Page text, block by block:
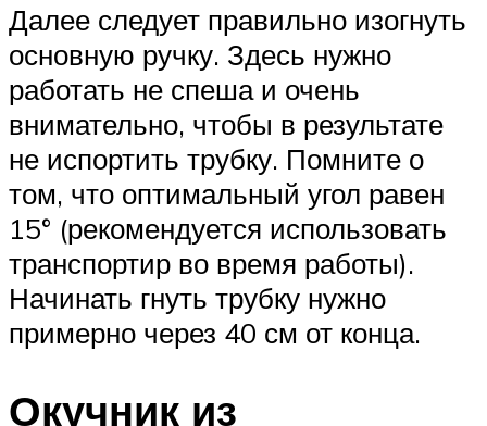
Далее следует правильно изогнуть
основную ручку. Здесь нужно
работать не спеша и очень
внимательно, чтобы в результате
не испортить трубку. Помните о
том, что оптимальный угол равен
15° (рекомендуется использовать
транспортир во время работы).
Начинать гнуть трубку нужно
примерно через 40 см от конца.
Окучник из